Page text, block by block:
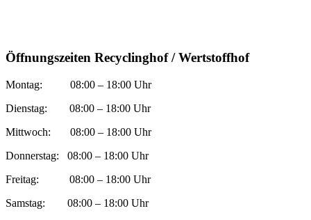
Öffnungszeiten Recyclinghof / Wertstoffhof
Montag: 08:00 – 18:00 Uhr
Dienstag: 08:00 – 18:00 Uhr
Mittwoch: 08:00 – 18:00 Uhr
Donnerstag: 08:00 – 18:00 Uhr
Freitag: 08:00 – 18:00 Uhr
Samstag: 08:00 – 18:00 Uhr